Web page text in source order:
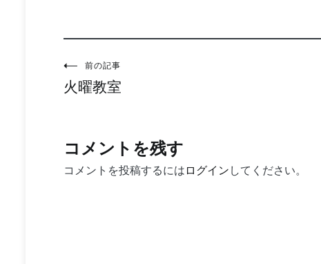
投
稿
ビ
ゲ
前の記事
火曜教室
コメントを残す
コメントを投稿するには ログイン してください。